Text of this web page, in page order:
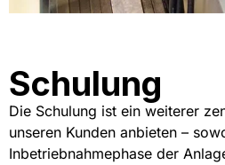
Schulung
Die Schulung ist ein weiterer
unseren Kunden anbieten –
Inbetriebnahmephase der